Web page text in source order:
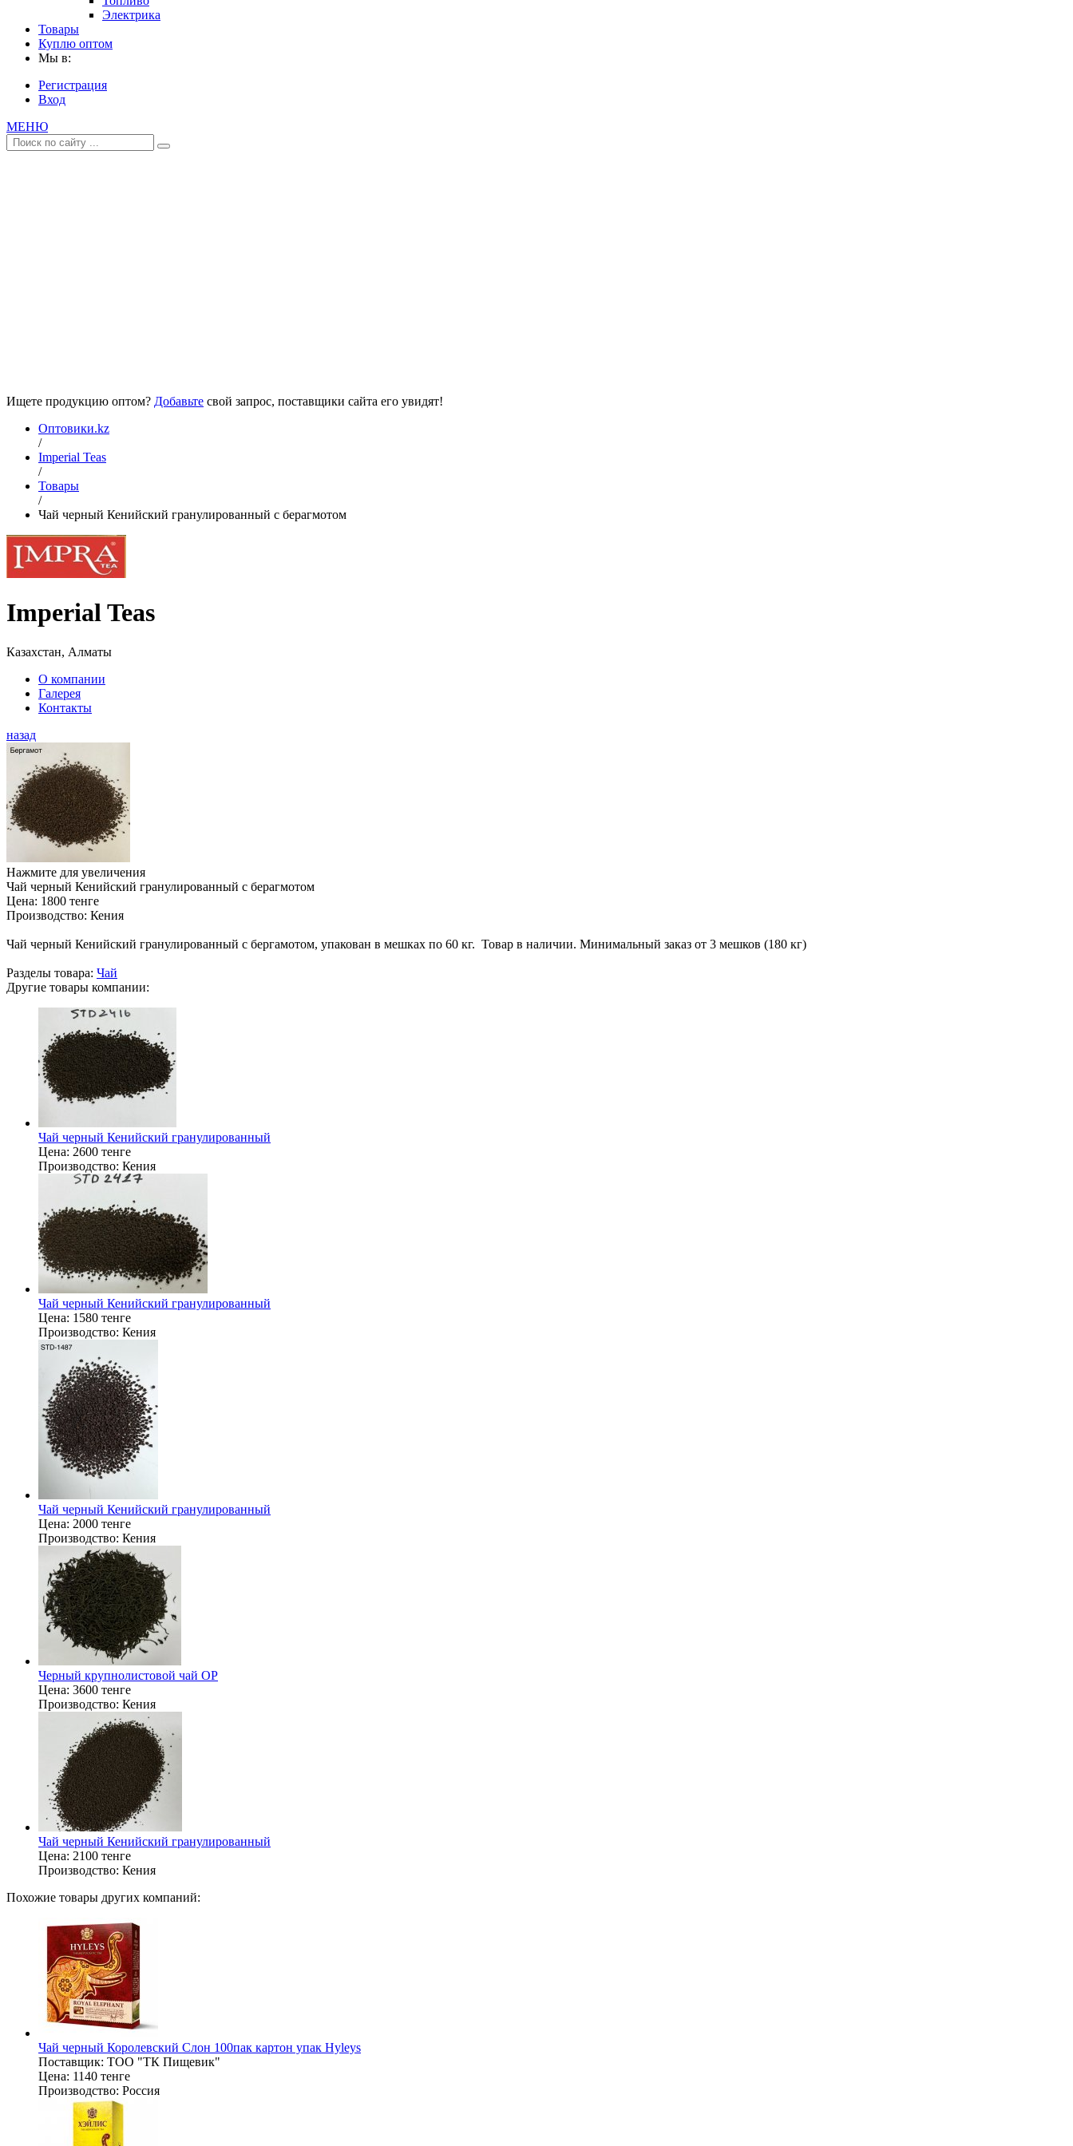
Электрика
Товары
Куплю оптом
Мы в:
Регистрация
Вход
МЕНЮ
Ищете продукцию оптом? Добавьте свой запрос, поставщики сайта его увидят!
Оптовики.kz
/
Imperial Teas
/
Товары
/
Чай черный Кенийский гранулированный с берагмотом
Imperial Teas
Казахстан, Алматы
О компании
Галерея
Контакты
назад
Нажмите для увеличения
Чай черный Кенийский гранулированный с берагмотом
Цена: 1800 тенге
Производство: Кения
Чай черный Кенийский гранулированный с бергамотом, упакован в мешках по 60 кг. Товар в наличии. Минимальный заказ от 3 мешков (180 кг)
Разделы товара: Чай
Другие товары компании:
Чай черный Кенийский гранулированный
Цена: 2600 тенге
Производство: Кения
Чай черный Кенийский гранулированный
Цена: 1580 тенге
Производство: Кения
Чай черный Кенийский гранулированный
Цена: 2000 тенге
Производство: Кения
Черный крупнолистовой чай ОР
Цена: 3600 тенге
Производство: Кения
Чай черный Кенийский гранулированный
Цена: 2100 тенге
Производство: Кения
Похожие товары других компаний:
Чай черный Королевский Слон 100пак картон упак Hyleys
Поставщик: ТОО "ТК Пищевик"
Цена: 1140 тенге
Производство: Россия